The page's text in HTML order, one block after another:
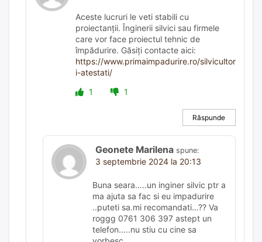
Aceste lucruri le veti stabili cu
proiectanții. Înginerii silvici sau firmele
care vor face proiectul tehnic de
împădurire. Găsiți contacte aici:
https://www.primaimpadurire.ro/silvicultor
i-atestati/
1
1
Răspunde
Geonete Marilena spune:
3 septembrie 2024 la 20:13
Buna seara…..un inginer silvic ptr a
ma ajuta sa fac si eu impadurire
..puteti sa.mi recomandati…?? Va
roggg 0761 306 397 astept un
telefon…..nu stiu cu cine sa